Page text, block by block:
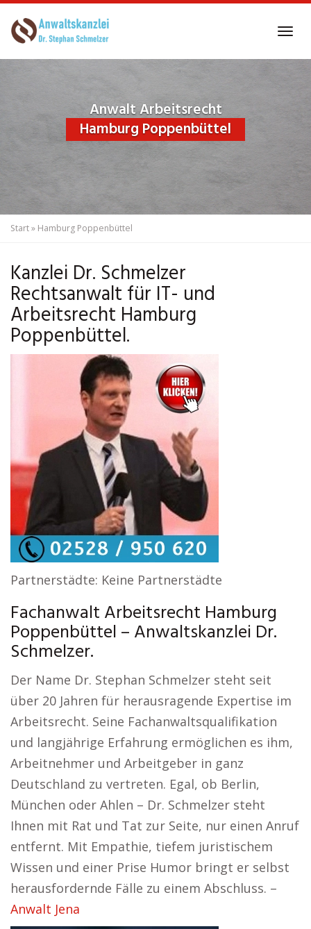
to
Anwalt Arbeitsrecht
Hamburg Poppenbüttel
Start» Hamburg Poppenbüttel
Kanzlei Dr. Schmelzer
Rechtsanwalt für IT- und
Arbeitsrecht Hamburg
Poppenbüttel.
Partnerstädte: Keine Partnerstädte
Fachanwalt Arbeitsrecht Hamburg
Poppenbüttel – Anwaltskanzlei Dr.
Schmelzer.
Der Name Dr. Stephan Schmelzer steht seit
über 20 Jahren für herausragende Expertise im
Arbeitsrecht. Seine Fachanwaltsqualifikation
und langjährige Erfahrung ermöglichen es ihm,
Arbeitnehmer und Arbeitgeber in ganz
Deutschland zu vertreten. Egal, ob Berlin,
München oder Ahlen – Dr. Schmelzer steht
Ihnen mit Rat und Tat zur Seite, nur einen Anruf
entfernt. Mit Empathie, tiefem juristischem
Wissen und einer Prise Humor bringt er selbst
herausfordernde Fälle zu einem Abschluss. –
Anwalt Jena